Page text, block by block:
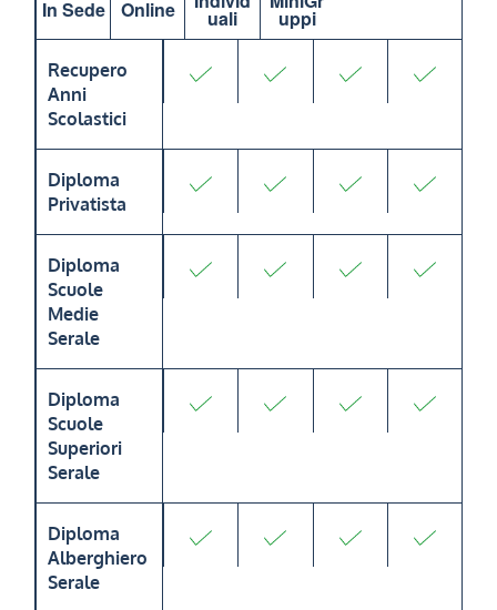
In Sede Online uali uppi
Recupero
Anni
Scolastici
Diploma
Privatista
Diploma
Scuole
Medie
Serale
Diploma
Scuole
Superiori
Serale
Diploma
Alberghiero
Serale